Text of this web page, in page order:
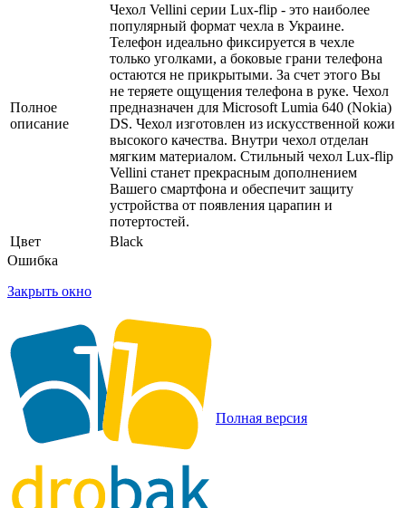
Полное
описание
Чехол Vellini серии Lux-flip - это наиболее
популярный формат чехла в Украине.
Телефон идеально фиксируется в чехле
только уголками, а боковые грани телефона
остаются не прикрытыми. За счет этого Вы
не теряете ощущения телефона в руке. Чехол
предназначен для Microsoft Lumia 640 (Nokia)
DS. Чехол изготовлен из искусственной кожи
высокого качества. Внутри чехол отделан
мягким материалом. Стильный чехол Lux-flip
Vellini станет прекрасным дополнением
Вашего смартфона и обеспечит защиту
устройства от появления царапин и
потертостей.
Цвет
Black
Ошибка
Закрыть окно
Полная версия